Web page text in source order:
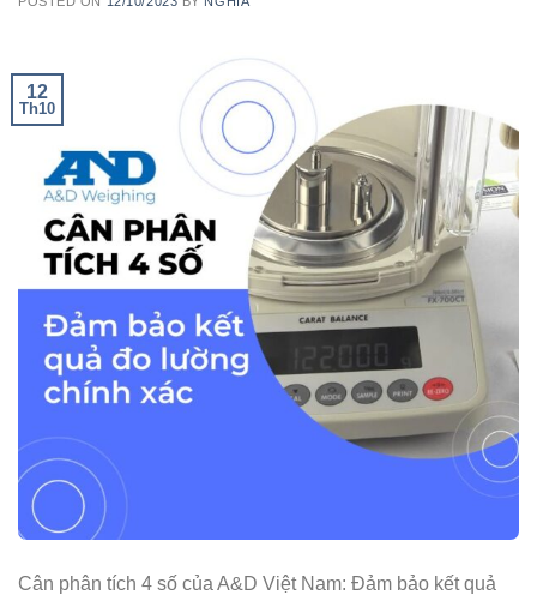
12
Th10
Cân phân tích 4 số của A&D Việt Nam: Đảm bảo kết quả